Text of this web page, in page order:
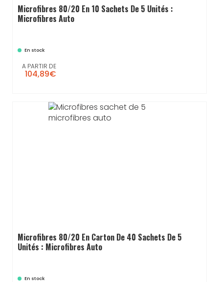
Microfibres 80/20 En 10 Sachets De 5 Unités :
Microfibres Auto
En stock
A PARTIR DE
104,89€
Microfibres 80/20 En Carton De 40 Sachets De 5
Unités : Microfibres Auto
En stock